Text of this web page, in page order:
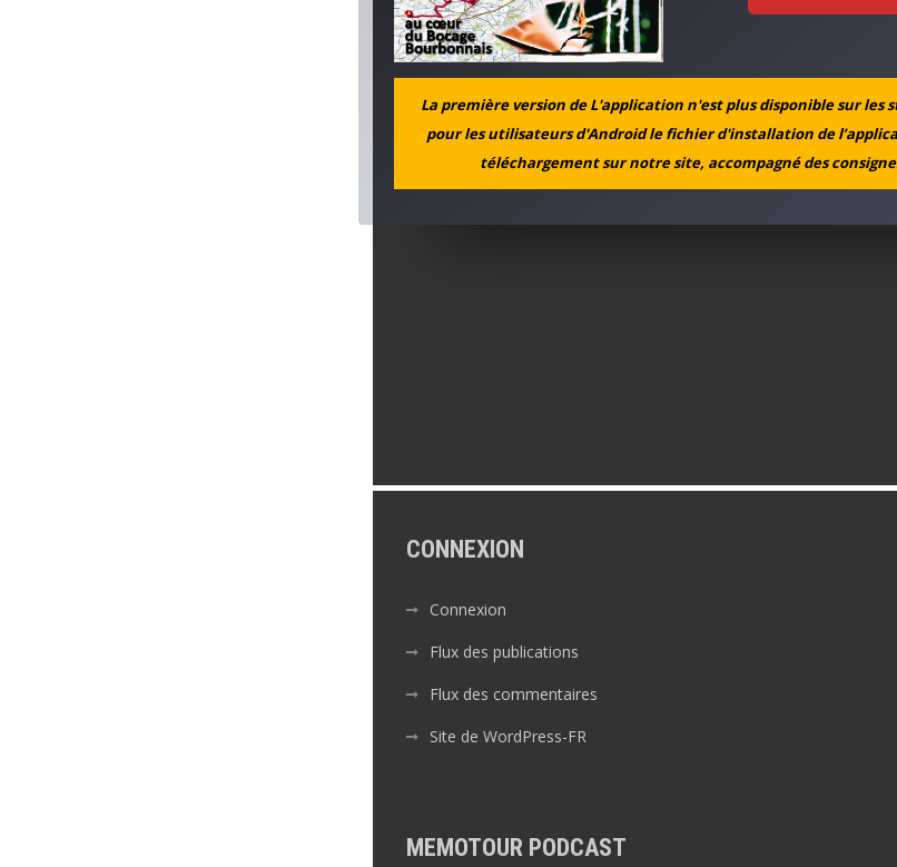
La première version de L'application n'est plus disponible sur les
pour les utilisateurs d'Android le fichier d'installation de
téléchargement sur notre site, accompagné des
CONNEXION
Connexion
Flux des publications
Flux des commentaires
Site de WordPress-FR
MEMOTOUR PODCAST